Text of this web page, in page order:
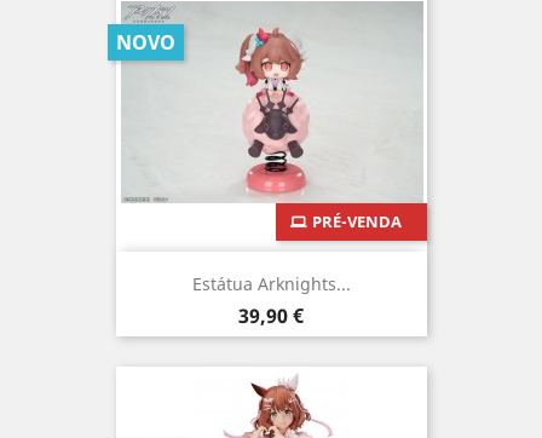
Estátua Arknights...
Preço
39,90 €
PRÉ-VENDA
NOVO